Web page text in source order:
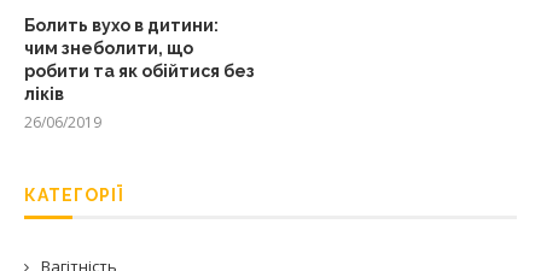
Болить вухо в дитини:
чим знеболити, що
робити та як обійтися без
ліків
26/06/2019
КАТЕГОРІЇ
Вагітність